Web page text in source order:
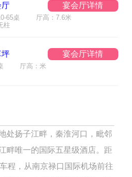
厅 宴会厅详情
65桌 厅高：7.6米
柱
坪 宴会厅详情
桌 厅高：米
处扬子江畔，秦淮河口，毗邻
畔唯一的国际五星级酒店。距
程，从南京禄口国际机场前往